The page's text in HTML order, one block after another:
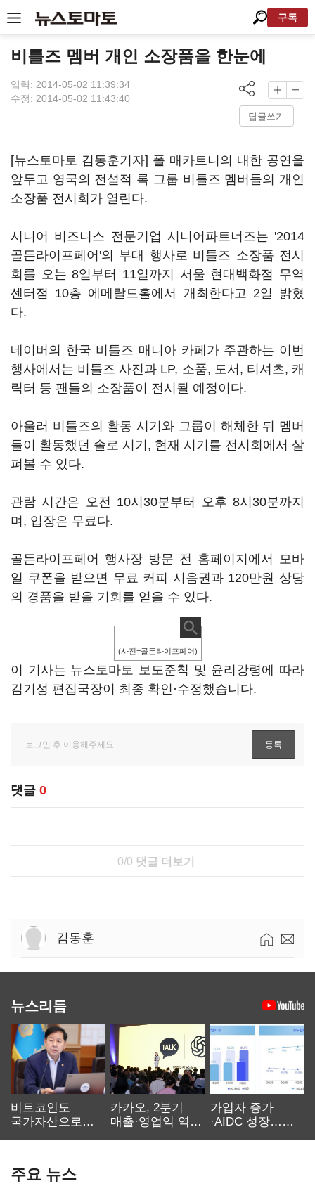
구독
비틀즈 멤버 개인 소장품을 한눈에
입력: 2014-05-02 11:39:34
수정: 2014-05-02 11:43:40
답글쓰기
[뉴스토마토 김동훈기자] 폴 매카트니의 내한 공연을
앞두고 영국의 전설적 록 그룹 비틀즈 멤버들의 개인
소장품 전시회가 열린다.
시니어 비즈니스 전문기업 시니어파트너즈는 '2014
골든라이프페어'의 부대 행사로 비틀즈 소장품 전시
회를 오는 8일부터 11일까지 서울 현대백화점 무역
센터점 10층 에메랄드홀에서 개최한다고 2일 밝혔
다.
네이버의 한국 비틀즈 매니아 카페가 주관하는 이번
행사에서는 비틀즈 사진과 LP, 소품, 도서, 티셔츠, 캐
릭터 등 팬들의 소장품이 전시될 예정이다.
아울러 비틀즈의 활동 시기와 그룹이 해체한 뒤 멤버
들이 활동했던 솔로 시기, 현재 시기를 전시회에서 살
펴볼 수 있다.
관람 시간은 오전 10시30분부터 오후 8시30분까지
며, 입장은 무료다.
골든라이프페어 행사장 방문 전 홈페이지 에서 모바
일 쿠폰을 받으면 무료 커피 시음권과 120만원 상당
의 경품을 받을 기회를 얻을 수 있다.
(사진=골든라이프페어)
이 기사는 뉴스토마토 보도준칙 및 윤리강령에 따라
김기성 편집국장이 최종 확인·수정했습니다.
댓글 0
0/0 댓글 더보기
김동훈
뉴스리듬
비트코인도
국가자산으로…'
카카오, 2분기
매출·영업익 역대
가입자 증가
·AIDC 성장…
주요 뉴스